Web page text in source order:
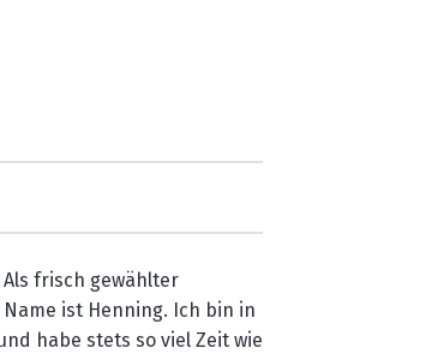
frisch gewählter
Name ist Henning. Ich bin in
habe stets so viel Zeit wie